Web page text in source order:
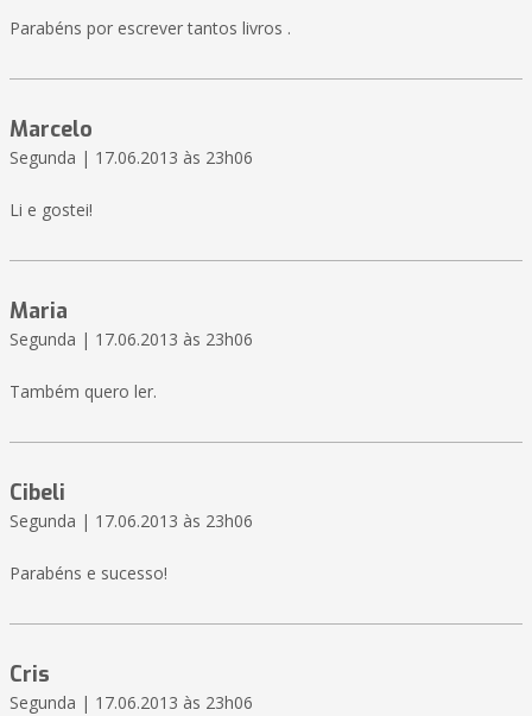
Parabéns por escrever tantos livros .
Marcelo
Segunda | 17.06.2013 às 23h06
Li e gostei!
Maria
Segunda | 17.06.2013 às 23h06
Também quero ler.
Cibeli
Segunda | 17.06.2013 às 23h06
Parabéns e sucesso!
Cris
Segunda | 17.06.2013 às 23h06